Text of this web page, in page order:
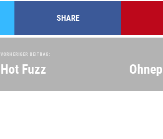
SHARE
VORHERIGER BEITRAG:
Hot Fuzz